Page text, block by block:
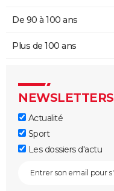
De 90 à 100 ans
Plus de 100 ans
NEWSLETTERS
Actualité
Sport
Les dossiers d'actu